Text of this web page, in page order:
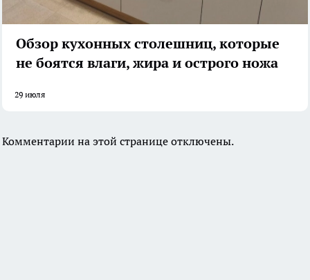
Обзор кухонных столешниц, которые
не боятся влаги, жира и острого ножа
29 июля
Комментарии на этой странице отключены.